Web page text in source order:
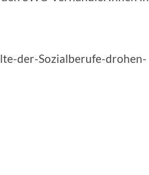
der-Sozialberufe-drohen-